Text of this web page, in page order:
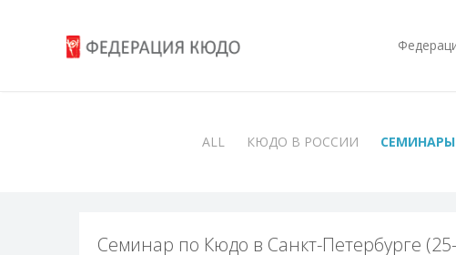
ALL КЮДО В РОССИИ СЕМИНАРЫ
Семинар по Кюдо в Санкт-Петербурге